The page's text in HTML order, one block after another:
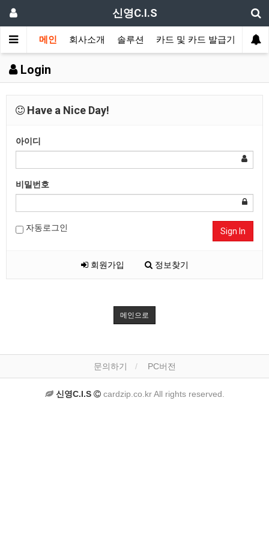
신영C.I.S
메인 회사소개 솔루션 카드 및 카드 발급기 신
Login
Have a Nice Day!
아이디
비밀번호
자동로그인 Sign In
회원가입 정보찾기
메인으로
문의하기 PC버전
신영C.I.S cardzip.co.kr All rights reserved.